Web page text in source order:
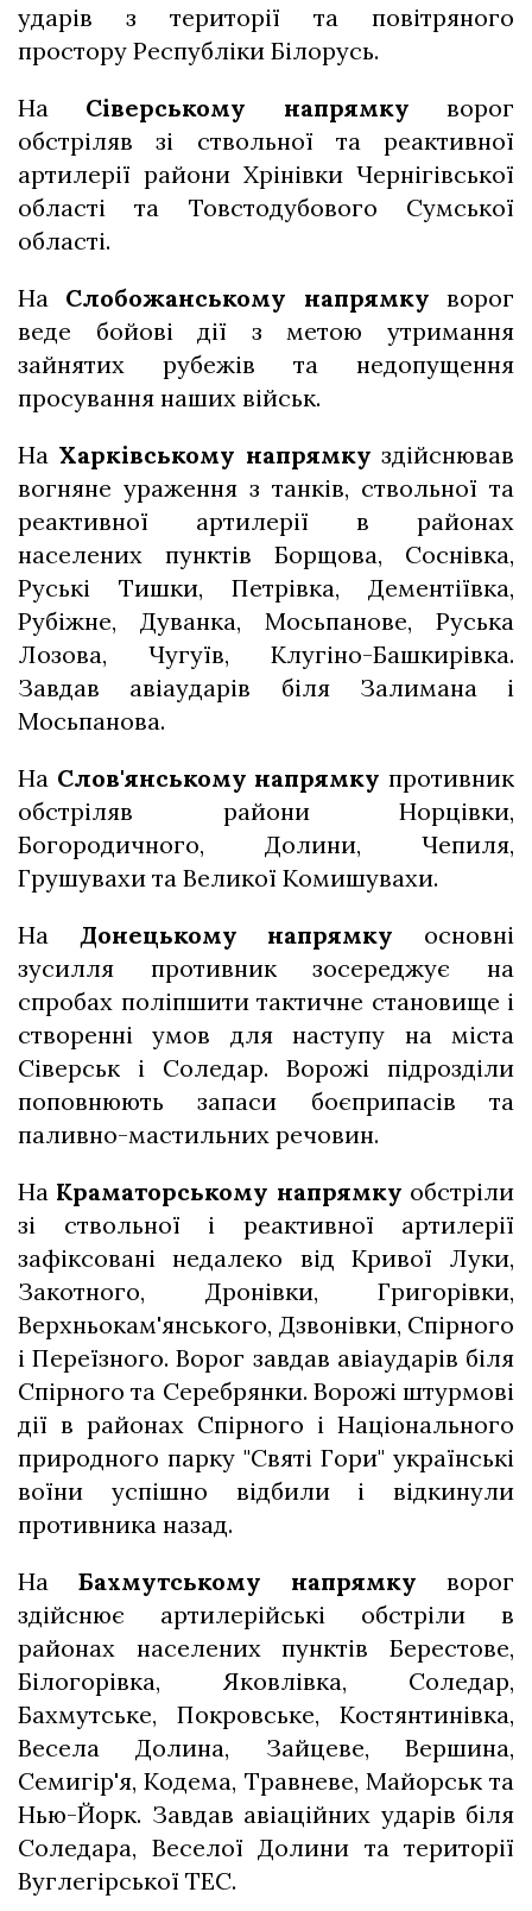
ударів з території та повітряного
простору Республіки Білорусь.
На Сіверському напрямку ворог
обстріляв зі ствольної та реактивної
артилерії райони Хрінівки Чернігівської
області та Товстодубового Сумської
області.
На Слобожанському напрямку ворог
веде бойові дії з метою утримання
зайнятих рубежів та недопущення
просування наших військ.
На Харківському напрямку здійснював
вогняне ураження з танків, ствольної та
реактивної артилерії в районах
населених пунктів Борщова, Соснівка,
Руські Тишки, Петрівка, Дементіївка,
Рубіжне, Дуванка, Мосьпанове, Руська
Лозова, Чугуїв, Клугіно-Башкирівка.
Завдав авіаударів біля Залимана і
Мосьпанова.
На Слов'янському напрямку противник
обстріляв райони Норцівки,
Богородичного, Долини, Чепиля,
Грушувахи та Великої Комишувахи.
На Донецькому напрямку основні
зусилля противник зосереджує на
спробах поліпшити тактичне становище і
створенні умов для наступу на міста
Сіверськ і Соледар. Ворожі підрозділи
поповнюють запаси боєприпасів та
паливно-мастильних речовин.
На Краматорському напрямку обстріли
зі ствольної і реактивної артилерії
зафіксовані недалеко від Кривої Луки,
Закотного, Дронівки, Григорівки,
Верхньокам'янського, Дзвонівки, Спірного
і Переїзного. Ворог завдав авіаударів біля
Спірного та Серебрянки. Ворожі штурмові
дії в районах Спірного і Національного
природного парку "Святі Гори" українські
воїни успішно відбили і відкинули
противника назад.
На Бахмутському напрямку ворог
здійснює артилерійські обстріли в
районах населених пунктів Берестове,
Білогорівка, Яковлівка, Соледар,
Бахмутське, Покровське, Костянтинівка,
Весела Долина, Зайцеве, Вершина,
Семигір'я, Кодема, Травневе, Майорськ та
Нью-Йорк. Завдав авіаційних ударів біля
Соледара, Веселої Долини та території
Вуглегірської ТЕС.